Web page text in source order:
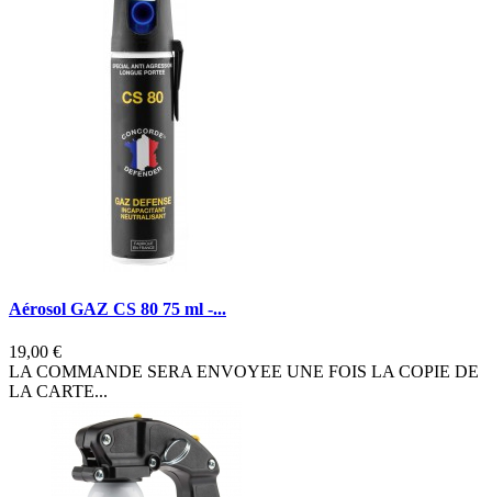
Aérosol GAZ CS 80 75 ml -...
19,00 €
LA COMMANDE SERA ENVOYEE UNE FOIS LA COPIE DE
LA CARTE...